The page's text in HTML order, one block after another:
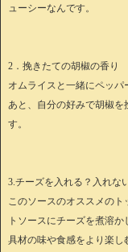
ューシーなんです。
2．挽きたての胡椒の香り
オムライスと一緒にペッ
あと、自分の好みで胡椒を
す。
3.チーズを入れる？入れな
このソースのオススメの
トソースにチーズを煮溶か
具材の味や食感をより楽